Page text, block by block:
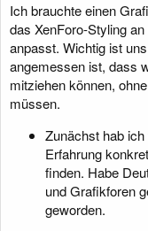
Ich brauchte einen
das XenForo-Styling
anpasst. Wichtig ist
angemessen ist, dass
mitziehen können,
müssen.
Zunächst hab
Erfahrung
finden. Habe
und Grafikforen
geworden.